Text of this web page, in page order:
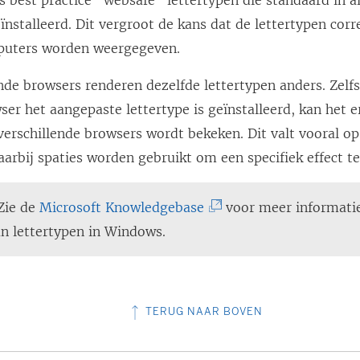
Dit vergroot de kans dat de lettertypen
worden weergegeven.
browsers renderen dezelfde lettertypen anders.
het aangepaste lettertype is geïnstalleerd, kan het
browsers wordt bekeken. Dit valt vooral
spaties worden gebruikt om een specifiek effect
deMicrosoft Knowledgebase (
k
o
voor meer
lettertypen in Windows.
TERUG NAAR BOVEN